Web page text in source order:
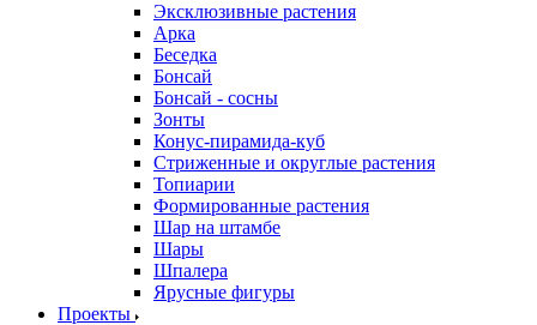
Эксклюзивные растения
Арка
Беседка
Бонсай
Бонсай - сосны
Зонты
Конус-пирамида-куб
Стриженные и округлые растения
Топиарии
Формированные растения
Шар на штамбе
Шары
Шпалера
Ярусные фигуры
Проекты